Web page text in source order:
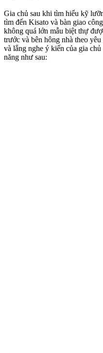
Gia chủ sau khi tìm hiểu kỹ
tìm đến Kisato và bàn giao
không quá lớn mẫu biệt thự
trước và bên hông nhà theo
và lắng nghe ý kiến của gia
năng như sau: